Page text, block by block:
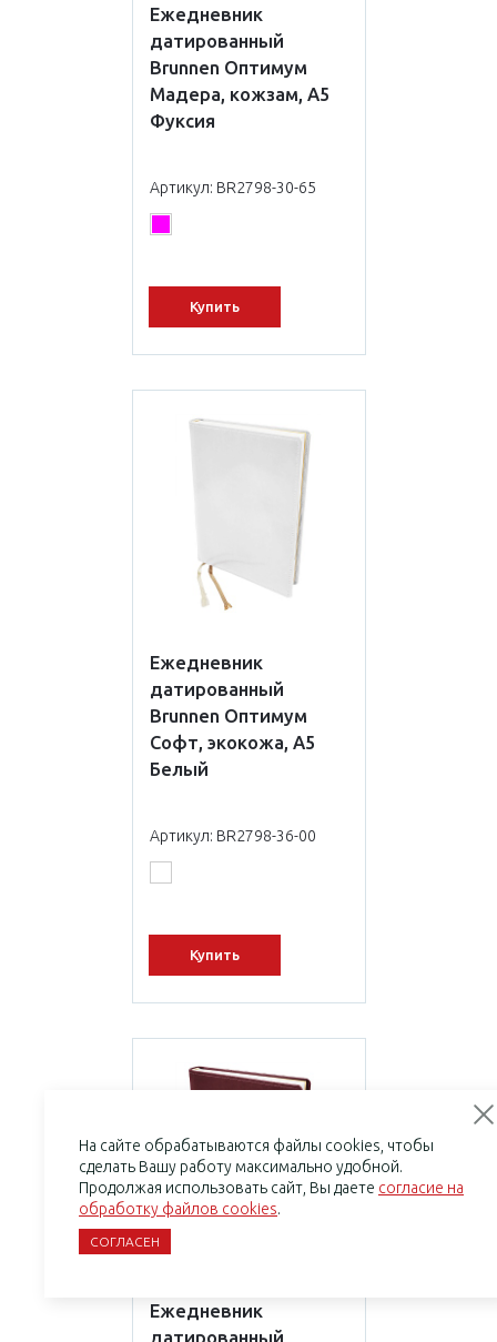
Ежедневник
датированный
Brunnen Оптимум
Мадера, кожзам, А5
Фуксия
Артикул: BR2798-30-65
Купить
Ежедневник
датированный
Brunnen Оптимум
Софт, экокожа, А5
Белый
Артикул: BR2798-36-00
Купить
Ежедневник
датированный
На сайте обрабатываются файлы cookies, чтобы
сделать Вашу работу максимально удобной.
Продолжая использовать сайт, Вы даете согласие на
обработку файлов cookies.
СОГЛАСЕН